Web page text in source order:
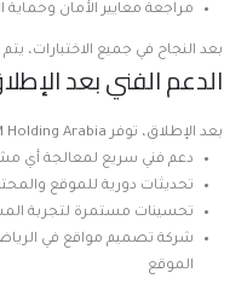
مراجعة معايير الأمان وحماية
بعد النجاح في جميع الاختبارات،
الدعم الفني بعد
بعد الإطلاق، توفر IM Holding Arabia خدمات مستمرة:
دعم فني سريع لمعالجة أي
تحديثات دورية للموقع
تحسينات مستمرة لتجربة
شركة تصميم مواقع في
الموقع